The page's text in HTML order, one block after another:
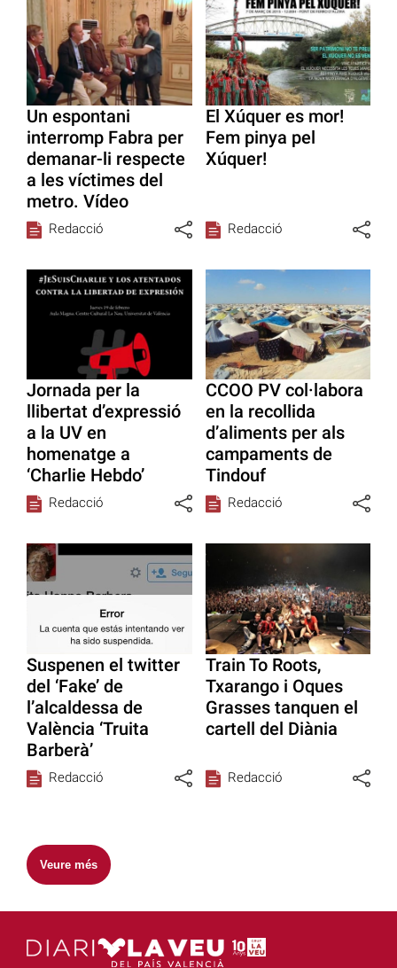
Un espontani
interromp Fabra per
demanar-li respecte
a les víctimes del
metro. Vídeo
Redacció
El Xúquer es mor!
Fem pinya pel
Xúquer!
Redacció
Jornada per la
llibertat d’expressió
a la UV en
homenatge a
‘Charlie Hebdo’
Redacció
CCOO PV col·labora
en la recollida
d’aliments per als
campaments de
Tindouf
Redacció
Suspenen el twitter
del ‘Fake’ de
l’alcaldessa de
València ‘Truita
Barberà’
Redacció
Train To Roots,
Txarango i Oques
Grasses tanquen el
cartell del Diània
Redacció
Veure més